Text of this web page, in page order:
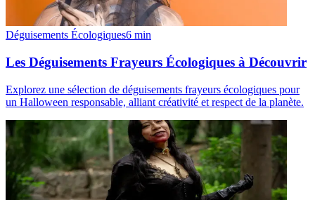
Déguisements Écologiques6 min
Les Déguisements Frayeurs Écologiques à Découvrir
Explorez une sélection de déguisements frayeurs écologiques pour
un Halloween responsable, alliant créativité et respect de la planète.